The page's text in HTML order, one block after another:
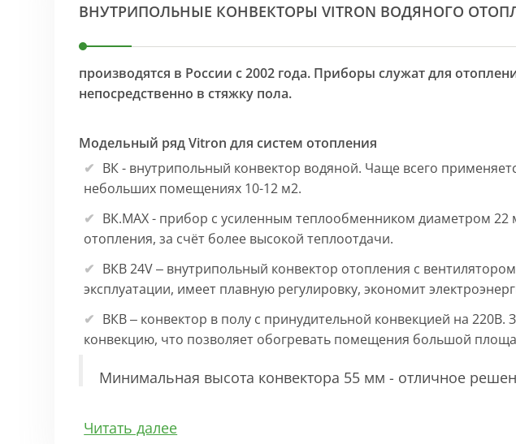
ВНУТРИПОЛЬНЫЕ КОНВЕКТОРЫ VITRON ВОДЯНОГО
производятся в России с 2002 года. Приборы служат для
непосредственно в стяжку пола.
Модельный ряд Vitron для систем отопления
ВК - внутрипольный конвектор водяной. Чаще всего
небольших помещениях 10-12 м2.
ВК.МАХ - прибор с усиленным теплообменником диаметром
отопления, за счёт более высокой теплоотдачи.
ВКВ 24V – внутрипольный конвектор отопления с
эксплуатации, имеет плавную регулировку, экономит
ВКВ – конвектор в полу с принудительной конвекцией на
конвекцию, что позволяет обогревать помещения большой
Минимальная высота конвектора 55 мм - отличное
Особенности:
Читать далее